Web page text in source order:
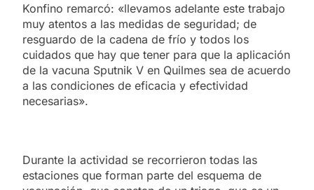
Konfino remarcó: «llevamos adelante este trabajo
muy atentos a las medidas de seguridad; de
resguardo de la cadena de frío y todos los
cuidados que hay que tener para que la aplicación
de la vacuna Sputnik V en Quilmes sea de acuerdo
a las condiciones de eficacia y efectividad
necesarias».
Durante la actividad se recorrieron todas las
estaciones que forman parte del esquema de